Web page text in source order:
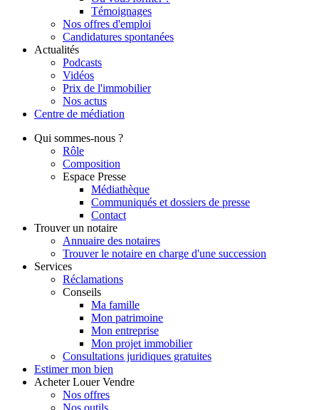
Témoignages
Nos offres d'emploi
Candidatures spontanées
Actualités
Podcasts
Vidéos
Prix de l'immobilier
Nos actus
Centre de médiation
Qui sommes-nous ?
Rôle
Composition
Espace Presse
Médiathèque
Communiqués et dossiers de presse
Contact
Trouver un notaire
Annuaire des notaires
Trouver le notaire en charge d'une succession
Services
Réclamations
Conseils
Ma famille
Mon patrimoine
Mon entreprise
Mon projet immobilier
Consultations juridiques gratuites
Estimer mon bien
Acheter Louer Vendre
Nos offres
Nos outils